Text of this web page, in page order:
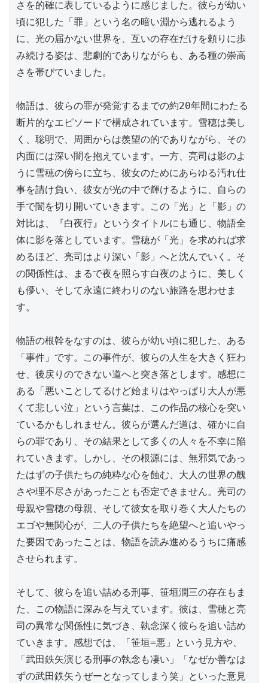
さを的確に表しているように感じました。彼らが幼い
頃に犯した「罪」という名の暗い淵から逃れるよう
に、光の届かない世界を、互いの存在だけを頼りに歩
み続ける姿は、悲劇的でありながらも、ある種の崇高
さを帯びていました。
物語は、彼らの罪が発覚するまでの約20年間にわたる
断片的なエピソードで構成されています。雪穂は美し
く、聡明で、周囲からは羨望の的でありながら、その
内面には深い闇を抱えています。一方、亮司は影のよ
うに雪穂の傍らに立ち、彼女のためにあらゆる汚れ仕
事を請け負い、彼女が光の中で輝けるように、自らの
手で闇を切り開いていきます。この「光」と「影」の
対比は、『白夜行』というタイトルにも通じ、物語全
体に影を落としています。雪穂が「光」を求めれば求
めるほど、亮司はより深い「影」へと沈んでいく。そ
の関係性は、まるで夜を照らす白夜のように、美しく
も儚い、そして永遠に終わりのない旅路を思わせま
す。
物語の根幹をなすのは、彼らが幼い頃に犯した、ある
「事件」です。この事件が、彼らの人生を大きく狂わ
せ、後戻りのできない道へと突き落とします。感想に
ある「悪いことしてるけど始まりはやっぱり大人が悪
くて悲しい泣」という言葉は、この作品の核心を突い
ているかもしれません。彼らが選んだ道は、確かに自
らの罪であり、その結果として多くの人々を不幸に陥
れていきます。しかし、その根源には、無邪気であっ
たはずの子供たちの純粋な心を蝕む、大人の世界の醜
さや理不尽さがあったことも否定できません。亮司の
母親や雪穂の母親、そして彼女を取り巻く大人たちの
エゴや無関心が、二人の子供たちを絶望へと追いやっ
た要因であったことは、物語を読み進めるうちに痛感
させられます。
そして、彼らを追い詰める刑事、笹垣潤三の存在もま
た、この物語に深みを与えています。彼は、雪穂と亮
司の異常な関係性に気づき、執念深く彼らを追い詰め
ていきます。感想では、「笹垣=悪」という見方や、
「武田鉄矢演じる刑事の執念も凄い」「なぜか善なは
ずの武田鉄矢うぜーとなってしまう笑」といった意見